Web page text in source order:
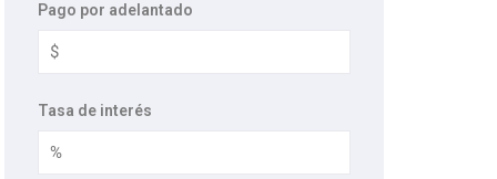
Pago por adelantado
Tasa de interés